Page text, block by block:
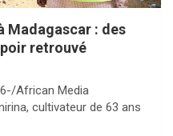
Madagascar : des
retrouvé
African Media
cultivateur de 63 ans